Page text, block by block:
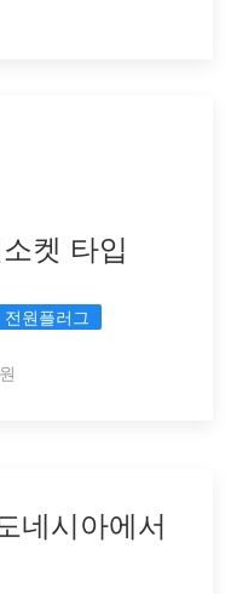
켓 타입
전원플러그
네시아에서